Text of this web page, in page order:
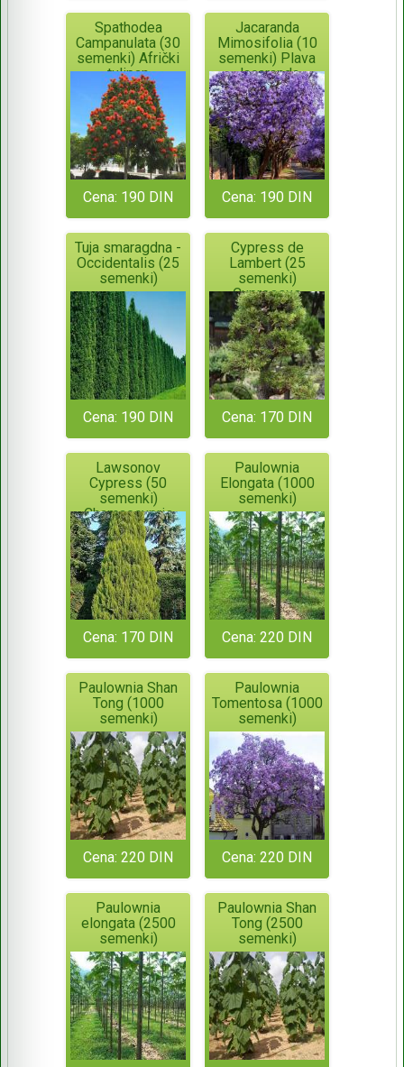
Spathodea
Campanulata (30
semenki) Afrički
tulipan
Cena: 190 DIN
Jacaranda
Mimosifolia (10
semenki) Plava
Jacaranda
Cena: 190 DIN
Tuja smaragdna -
Occidentalis (25
semenki)
Cena: 190 DIN
Cypress de
Lambert (25
semenki)
Cupressus
Macrocarpa -
Monterey
Cypress
Cena: 170 DIN
Lawsonov
Cypress (50
semenki)
Chamaecypris
Lawsoniana
Cena: 170 DIN
Paulownia
Elongata (1000
semenki)
Cena: 220 DIN
Paulownia Shan
Tong (1000
semenki)
Cena: 220 DIN
Paulownia
Tomentosa (1000
semenki)
Cena: 220 DIN
Paulownia
elongata (2500
semenki)
Paulownia Shan
Tong (2500
semenki)